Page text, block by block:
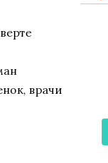
врачи